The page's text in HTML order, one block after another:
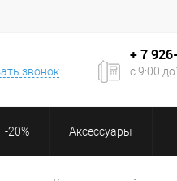
звонок
+ 7
с 9:00
-20% Аксессуары